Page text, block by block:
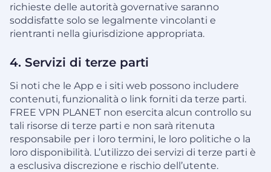
richieste delle autorità governative saranno
soddisfatte solo se legalmente vincolanti e
rientranti nella giurisdizione appropriata.
4. Servizi di terze parti
Si noti che le App e i siti web possono includere
contenuti, funzionalità o link forniti da terze parti.
FREE VPN PLANET non esercita alcun controllo su
tali risorse di terze parti e non sarà ritenuta
responsabile per i loro termini, le loro politiche o la
loro disponibilità. L’utilizzo dei servizi di terze parti è
a esclusiva discrezione e rischio dell’utente.